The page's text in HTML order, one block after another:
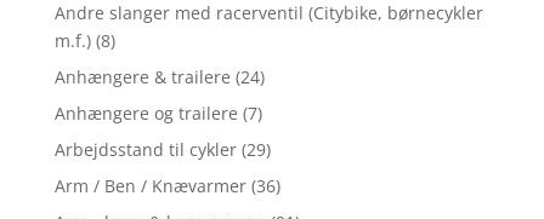
Andre slanger med racerventil (Citybike, børnecykler
m.f.) (8)
Anhængere & trailere (24)
Anhængere og trailere (7)
Arbejdsstand til cykler (29)
Arm / Ben / Knævarmer (36)